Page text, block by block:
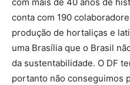
conta com 190
produção de hortaliças e
uma Brasília que o Brasil
da sustentabilidade. O DF
portanto não conseguimos